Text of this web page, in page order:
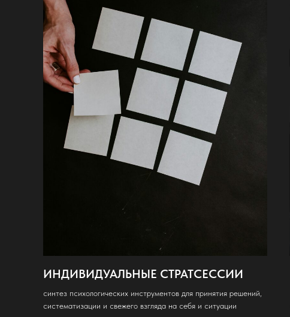
ИНДИВИДУАЛЬНЫЕ СТРАТСЕССИИ
синтез психологических инструментов для принятия решений,
систематизации и свежего взгляда на себя и ситуации